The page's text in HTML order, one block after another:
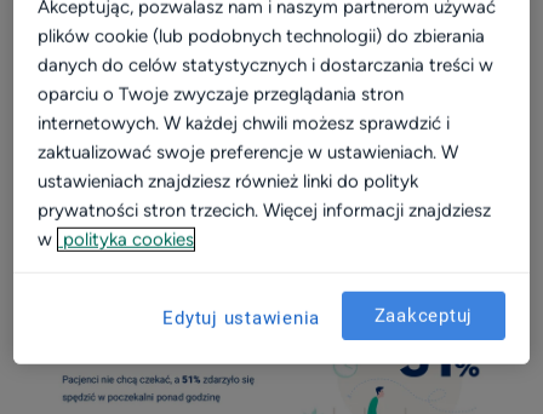
Video
Wizerunek
Dla placówki
Efektywność i rozwój
Widoczność w sieci
Dla placówek medycznych
Akceptując, pozwalasz nam i naszym partnerom używać
plików cookie (lub podobnych technologii) do zbierania
danych do celów statystycznych i dostarczania treści w
oparciu o Twoje zwyczaje przeglądania stron
internetowych. W każdej chwili możesz sprawdzić i
zaktualizować swoje preferencje w ustawieniach. W
ustawieniach znajdziesz również linki do polityk
prywatności stron trzecich. Więcej informacji znajdziesz
w polityka cookies
Edytuj ustawienia Zaakceptuj